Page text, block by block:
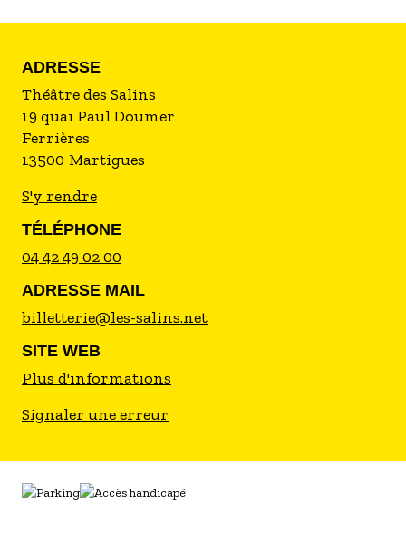
d’un tarif à 5€ pour Tatamis.
ADRESSE
Théâtre des Salins
19 quai Paul Doumer
Ferrières
13500 Martigues
S'y rendre
TÉLÉPHONE
04 42 49 02 00
ADRESSE MAIL
billetterie@les-salins.net
SITE WEB
Plus d'informations
Signaler une erreur